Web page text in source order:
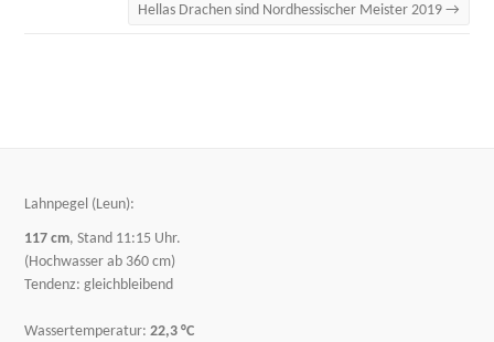
Hellas Drachen sind Nordhessischer Meister 2019 →
Lahnpegel (Leun):
117 cm, Stand 11:15 Uhr.
(Hochwasser ab 360 cm)
Tendenz: gleichbleibend
Wassertemperatur:22,3 °C